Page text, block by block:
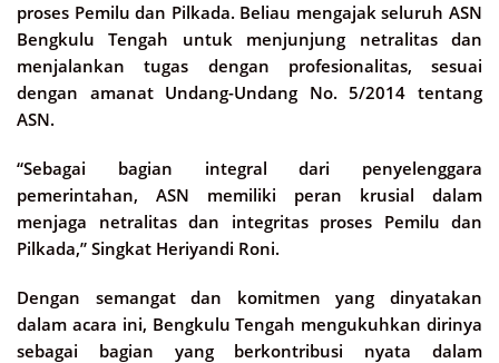
proses Pemilu dan Pilkada. Beliau mengajak seluruh ASN
Bengkulu Tengah untuk menjunjung netralitas dan
menjalankan tugas dengan profesionalitas, sesuai
dengan amanat Undang-Undang No. 5/2014 tentang
ASN.
“Sebagai bagian integral dari penyelenggara
pemerintahan, ASN memiliki peran krusial dalam
menjaga netralitas dan integritas proses Pemilu dan
Pilkada,” Singkat Heriyandi Roni.
Dengan semangat dan komitmen yang dinyatakan
dalam acara ini, Bengkulu Tengah mengukuhkan dirinya
sebagai bagian yang berkontribusi nyata dalam